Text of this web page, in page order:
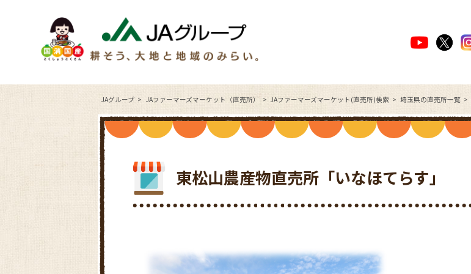
JAグループ JAファーマーズマーケット（直売所） JAファーマーズマーケット(直売所)検索 埼玉県の直売所一覧
東松山農産物直売所「いなほてらす」